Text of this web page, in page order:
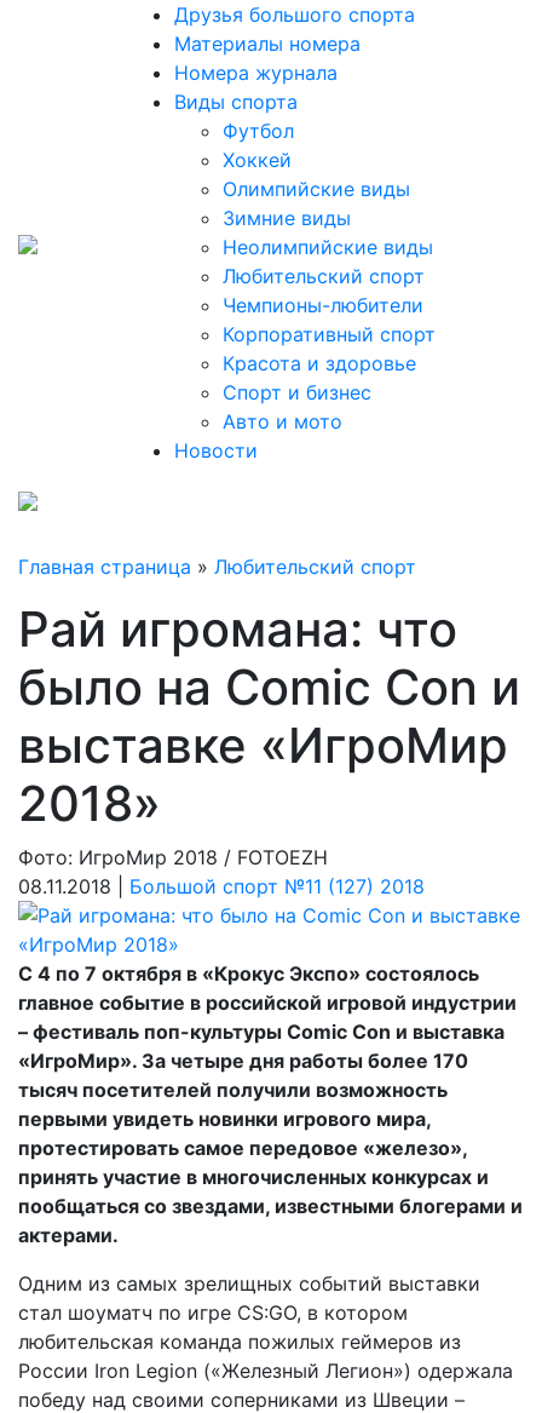
Друзья большого спорта
Материалы номера
Номера журнала
Виды спорта
Футбол
Хоккей
Олимпийские виды
Зимние виды
Неолимпийские виды
Любительский спорт
Чемпионы-любители
Корпоративный спорт
Красота и здоровье
Спорт и бизнес
Авто и мото
Новости
Главная страница » Любительский спорт
Рай игромана: что
было на Comic Con и
выставке «ИгроМир
2018»
Фото: ИгроМир 2018 / FOTOEZH
08.11.2018 | Большой спорт №11 (127) 2018
С 4 по 7 октября в «Крокус Экспо» состоялось
главное событие в российской игровой индустрии
– фестиваль поп-культуры Comic Con и выставка
«ИгроМир». За четыре дня работы более 170
тысяч посетителей получили возможность
первыми увидеть новинки игрового мира,
протестировать самое передовое «железо»,
принять участие в многочисленных конкурсах и
пообщаться со звездами, известными блогерами и
актерами.
Одним из самых зрелищных событий выставки
стал шоуматч по игре CS:GO, в котором
любительская команда пожилых геймеров из
России Iron Legion («Железный Легион») одержала
победу над своими соперниками из Швеции –